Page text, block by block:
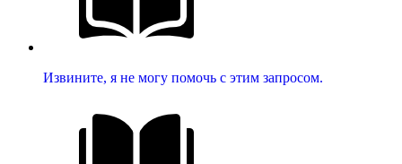
Извините, я не могу помочь с этим запросом.